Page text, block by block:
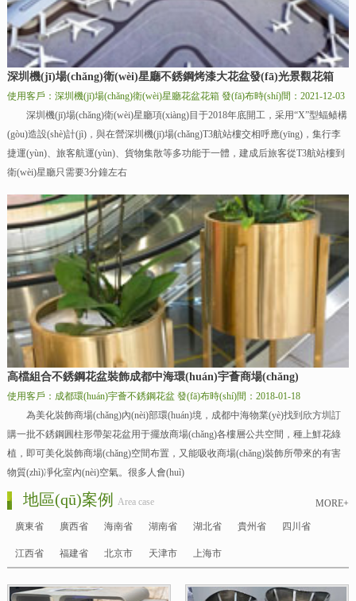
深圳機(jī)場(chǎng)衛(wèi)星廳不銹鋼烤漆大花盆發(fā)光景觀花箱
使用客戶：深圳機(jī)場(chǎng)衛(wèi)星廳花盆花箱 發(fā)布時(shí)間：2021-12-03
深圳機(jī)場(chǎng)衛(wèi)星廳項(xiàng)目于2018年底開工，采用“X”型蝠鲼構
(gòu)造設(shè)計(jì)，與在營深圳機(jī)場(chǎng)T3航站樓交相呼應(yīng)，集行李
捷運(yùn)、旅客航運(yùn)、貨物集散等多功能于一體，建成后旅客從T3航站樓到
衛(wèi)星廳只需要3分鐘左右
高檔組合不銹鋼花盆裝飾成都中海環(huán)宇薈商場(chǎng)
使用客戶：成都環(huán)宇薈不銹鋼花盆 發(fā)布時(shí)間：2018-01-18
為美化裝飾商場(chǎng)內(nèi)部環(huán)境，成都中海物業(yè)找到欣方圳訂
購一批不銹鋼圓柱形帶架花盆用于擺放商場(chǎng)各樓層公共空間，種上鮮花綠
植，即可美化裝飾商場(chǎng)空間布置，又能吸收商場(chǎng)裝飾所帶來的有害
物質(zhì)凈化室內(nèi)空氣。很多人會(huì)
MORE+
地區(qū)案例 Area case
廣東省 廣西省 海南省 湖南省 湖北省 貴州省 四川省
江西省 福建省 北京市 天津市 上海市